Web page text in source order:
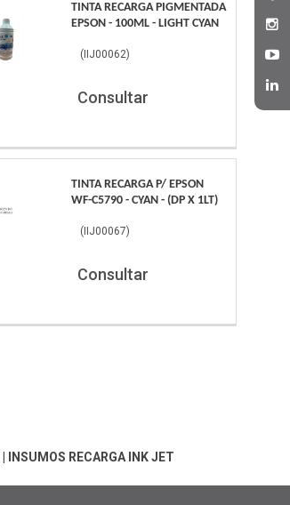
TINTA RECARGA PIGMENTADA
EPSON - 100ML - LIGHT CYAN
( IIJ00062)
Consultar
TINTA RECARGA P/ EPSON
WF-C5790 - CYAN - (DP X 1LT)
( IIJ00067)
Consultar
INSUMOS RECARGA INK JET